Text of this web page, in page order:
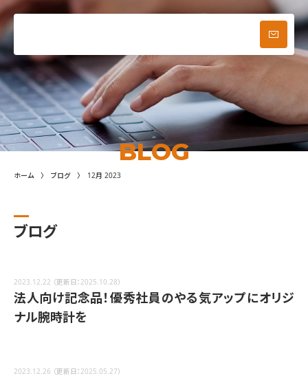
メニュー
お問い合わせ
BLOG
ホーム ブログ 12月 2023
ブログ
2023.12.22 （更新日：2025.10.28）
法人向け記念品！優秀社員のやる気アップにオリジ
ナル腕時計を
2023.12.26 （更新日：2025.05.27）